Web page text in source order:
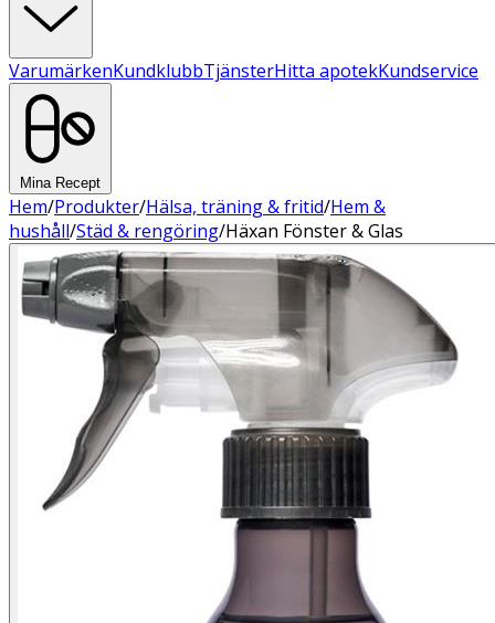
VarumärkenKundklubbTjänsterHitta apotekKundservice
Mina Recept
Hem/Produkter/Hälsa, träning & fritid/Hem &
hushåll/Städ & rengöring/Häxan Fönster & Glas